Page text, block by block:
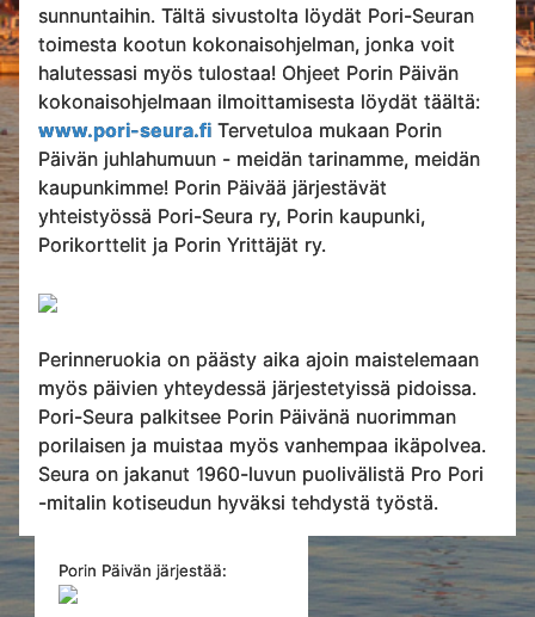
sunnuntaihin. Tältä sivustolta löydät Pori-Seuran
toimesta kootun kokonaisohjelman, jonka voit
halutessasi myös tulostaa! Ohjeet Porin Päivän
kokonaisohjelmaan ilmoittamisesta löydät täältä:
www.pori-seura.fi Tervetuloa mukaan Porin
Päivän juhlahumuun - meidän tarinamme, meidän
kaupunkimme! Porin Päivää järjestävät
yhteistyössä Pori-Seura ry, Porin kaupunki,
Porikorttelit ja Porin Yrittäjät ry.
Perinneruokia on päästy aika ajoin maistelemaan
myös päivien yhteydessä järjestetyissä pidoissa.
Pori-Seura palkitsee Porin Päivänä nuorimman
porilaisen ja muistaa myös vanhempaa ikäpolvea.
Seura on jakanut 1960-luvun puolivälistä Pro Pori
-mitalin kotiseudun hyväksi tehdystä työstä.
Porin Päivän järjestää: